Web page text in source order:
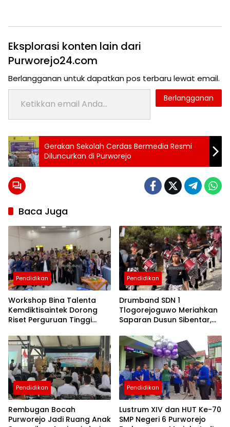
Eksplorasi konten lain dari
Purworejo24.com
Berlangganan untuk dapatkan pos terbaru lewat email.
Ketikkan email Anda...
Berlangganan
Tag:
24 jam
purworejo
Gerakan
Literasi
Gerakan
Literasi
purworejo24
SMPN
41
Purworejo
Gerakan Sekolah Cerdas Bermedia Resmi
Diluncurkan di Purworejo
Baca Juga
Pendidikan
Workshop Bina Talenta
Kemdiktisaintek Dorong
Riset Perguruan Tinggi
Purworejo
Pendidikan
Drumband SDN 1
Tlogorejoguwo Meriahkan
Saparan Dusun Sibentar,
Budaya dan Pendidikan
Karakter
Pendidikan
Rembugan Bocah
Purworejo Jadi Ruang Anak
Pendidikan
Lustrum XIV dan HUT Ke-70
SMP Negeri 6 Purworejo